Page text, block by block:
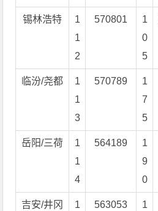
锡林浩特
1
1
2
570801
1
0
5
临汾/尧都
1
1
3
570789
1
7
5
岳阳/三荷
1
1
4
564189
1
9
0
吉安/井冈
1
563053
1